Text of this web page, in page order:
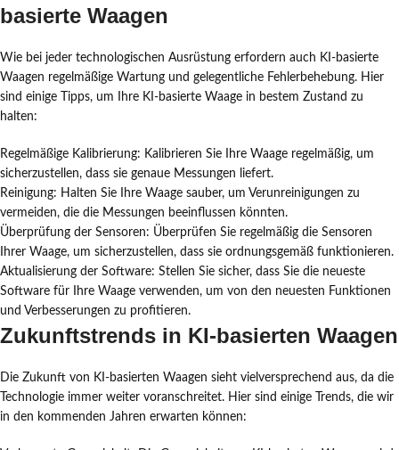
basierte Waagen
Wie bei jeder technologischen Ausrüstung erfordern auch KI-basierte
Waagen regelmäßige Wartung und gelegentliche Fehlerbehebung. Hier
sind einige Tipps, um Ihre KI-basierte Waage in bestem Zustand zu
halten:
Regelmäßige Kalibrierung: Kalibrieren Sie Ihre Waage regelmäßig, um
sicherzustellen, dass sie genaue Messungen liefert.
Reinigung: Halten Sie Ihre Waage sauber, um Verunreinigungen zu
vermeiden, die die Messungen beeinflussen könnten.
Überprüfung der Sensoren: Überprüfen Sie regelmäßig die Sensoren
Ihrer Waage, um sicherzustellen, dass sie ordnungsgemäß funktionieren.
Aktualisierung der Software: Stellen Sie sicher, dass Sie die neueste
Software für Ihre Waage verwenden, um von den neuesten Funktionen
und Verbesserungen zu profitieren.
Zukunftstrends in KI-basierten Waagen
Die Zukunft von KI-basierten Waagen sieht vielversprechend aus, da die
Technologie immer weiter voranschreitet. Hier sind einige Trends, die wir
in den kommenden Jahren erwarten können: